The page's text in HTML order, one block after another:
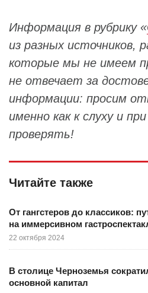
Информация в рубрику «
из разных источников,
которые мы не имеем
не отвечает за
информации: просим
именно как к слуху и
проверять!
Читайте также
От гангстеров до классиков:
на иммерсивном
22 октября 2024
В столице Черноземья
основной капитал